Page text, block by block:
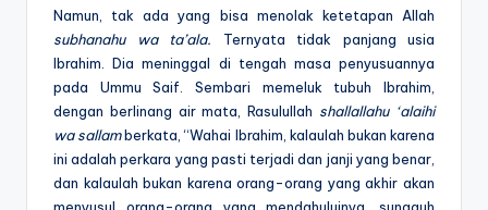
Namun, tak ada yang bisa menolak ketetapan Allah
subhanahu wa ta’ala. Ternyata tidak panjang usia
Ibrahim. Dia meninggal di tengah masa penyusuannya
pada Ummu Saif. Sembari memeluk tubuh Ibrahim,
dengan berlinang air mata, Rasulullah shallallahu ‘alaihi
wa sallamberkata, “Wahai Ibrahim, kalaulah bukan karena
ini adalah perkara yang pasti terjadi dan janji yang benar,
dan kalaulah bukan karena orang-orang yang akhir akan